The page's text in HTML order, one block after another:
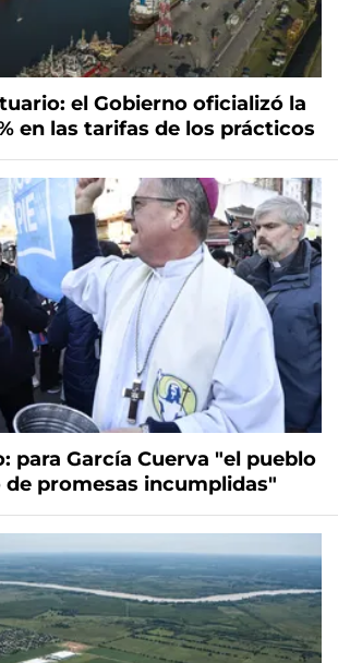
el Gobierno oficializó la
en las tarifas de los prácticos
para García Cuerva "el pueblo
de promesas incumplidas"